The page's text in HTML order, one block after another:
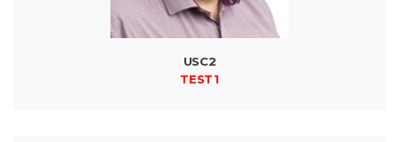
USC2
TEST1